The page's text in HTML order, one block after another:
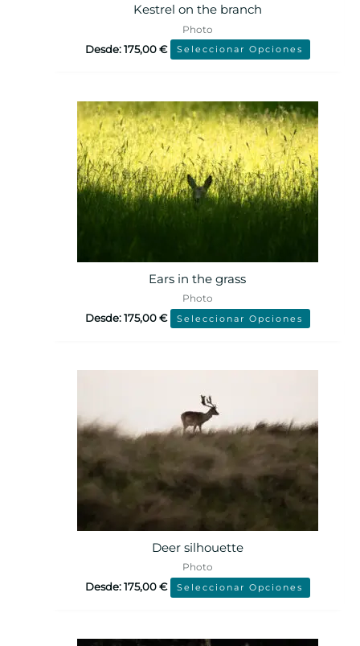
Kestrel on the branch
Photo
Desde:175,00€ Seleccionar Opciones
Ears in the grass
Photo
Desde:175,00€ Seleccionar Opciones
Deer silhouette
Photo
Desde:175,00€ Seleccionar Opciones